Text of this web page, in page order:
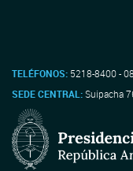
TELÉFONOS: 5218-8400 -
SEDE CENTRAL:Suipacha